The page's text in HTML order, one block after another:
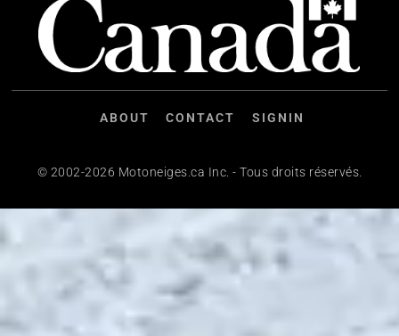
ABOUT CONTACT SIGNIN
© 2002-2026 Motoneiges.ca Inc. - Tous droits réservés.